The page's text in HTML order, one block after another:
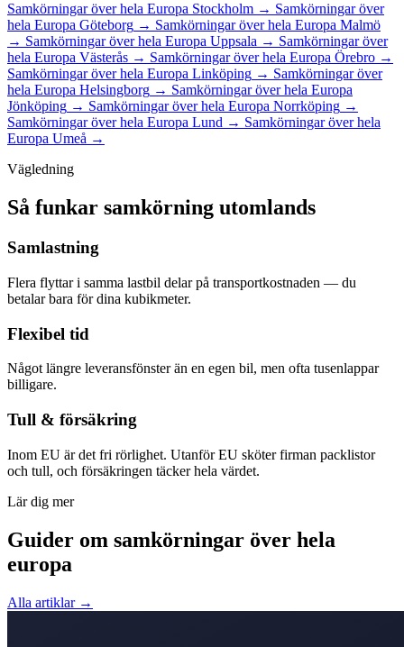
Samkörningar över hela Europa Stockholm → Samkörningar över
hela Europa Göteborg → Samkörningar över hela Europa Malmö
→ Samkörningar över hela Europa Uppsala → Samkörningar över
hela Europa Västerås → Samkörningar över hela Europa Örebro →
Samkörningar över hela Europa Linköping → Samkörningar över
hela Europa Helsingborg → Samkörningar över hela Europa
Jönköping → Samkörningar över hela Europa Norrköping →
Samkörningar över hela Europa Lund → Samkörningar över hela
Europa Umeå →
Vägledning
Så funkar samkörning utomlands
Samlastning
Flera flyttar i samma lastbil delar på transportkostnaden — du
betalar bara för dina kubikmeter.
Flexibel tid
Något längre leveransfönster än en egen bil, men ofta tusenlappar
billigare.
Tull & försäkring
Inom EU är det fri rörlighet. Utanför EU sköter firman packlistor
och tull, och försäkringen täcker hela värdet.
Lär dig mer
Guider om samkörningar över hela
europa
Alla artiklar →